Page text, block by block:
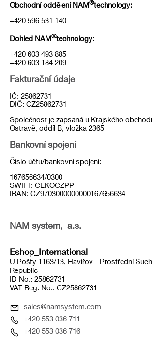
Obchodní oddělení NAM®technology:
+420 596 531 140
Dohled NAM®technology:
+420 603 493 885
+420 603 184 209
Fakturační údaje
IČ: 25862731
DIČ: CZ25862731
Společnost je zapsaná u Krajského
Ostravě, oddíl B, vložka 2365
Bankovní spojení
Číslo účtu/bankovní spojení:
167656634/0300
SWIFT: CEKOCZPP
IBAN: CZ9703000000000167656634
NAM system, a.s.
Eshop_International
U Pošty 1163/13, Havířov - Prostřední
Republic
ID No.: 25862731
VAT Reg. No.: CZ25862731
sales@namsystem.com
+420 553 036 711
+420 553 036 716